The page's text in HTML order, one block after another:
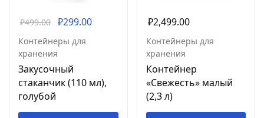
₽499.00 ₽299.00
Контейнеры для
хранения
Закусочный
стаканчик (110 мл),
голубой
₽2,499.00
Контейнеры для
хранения
Контейнер
«Свежесть» малый
(2,3 л)